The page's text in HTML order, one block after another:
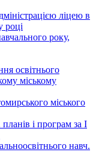
ліцею в
році
року,
освітнього
міському
міського
і програм за І
навч.